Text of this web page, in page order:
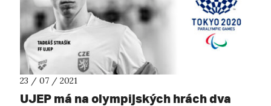
23 / 07 / 2021
UJEP má na olympijských hrách dva